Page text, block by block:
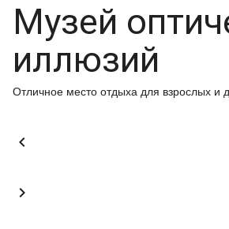
Музей
иллюзий
Отличное место отдыха для взрослых и

